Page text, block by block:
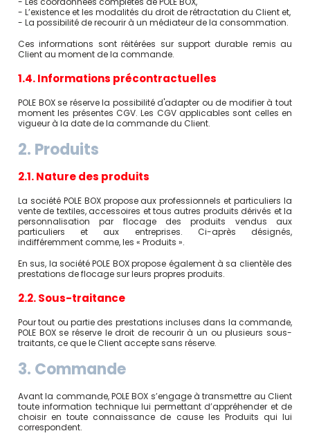
- L’existence et les modalités du droit de rétractation du Client et,
- La possibilité de recourir à un médiateur de la consommation.
Ces informations sont réitérées sur support durable remis au
Client au moment de la commande.
1.4. Informations précontractuelles
POLE BOX se réserve la possibilité d'adapter ou de modifier à tout
moment les présentes CGV. Les CGV applicables sont celles en
vigueur à la date de la commande du Client.
2. Produits
2.1. Nature des produits
La société POLE BOX propose aux professionnels et particuliers la
vente de textiles, accessoires et tous autres produits dérivés et la
personnalisation par flocage des produits vendus aux
particuliers et aux entreprises. Ci-après désignés,
indifféremment comme, les « Produits ».
En sus, la société POLE BOX propose également à sa clientèle des
prestations de flocage sur leurs propres produits.
2.2. Sous-traitance
Pour tout ou partie des prestations incluses dans la commande,
POLE BOX se réserve le droit de recourir à un ou plusieurs sous-
traitants, ce que le Client accepte sans réserve.
3. Commande
Avant la commande, POLE BOX s’engage à transmettre au Client
toute information technique lui permettant d’appréhender et de
choisir en toute connaissance de cause les Produits qui lui
correspondent.